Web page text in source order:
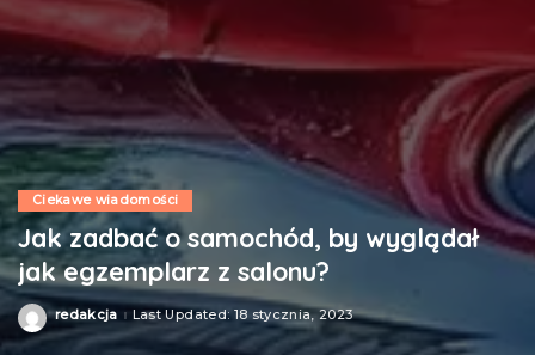
Ciekawe wiadomości
Jak zadbać o samochód, by wyglądał
jak egzemplarz z salonu?
Posted
by
redakcja Last Updated: 18 stycznia, 2023